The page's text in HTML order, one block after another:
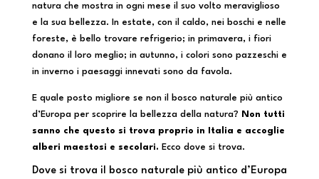
natura che mostra in ogni mese il suo volto meraviglioso
e la sua bellezza. In estate, con il caldo, nei boschi e nelle
foreste, è bello trovare refrigerio; in primavera, i fiori
donano il loro meglio; in autunno, i colori sono pazzeschi e
in inverno i paesaggi innevati sono da favola.
E quale posto migliore se non il bosco naturale più antico
d’Europa per scoprire la bellezza della natura?
Non tutti
sanno che questo si trova proprio in Italia e accoglie
alberi maestosi e secolari. Ecco dove si trova.
Dove si trova il bosco naturale più antico d’Europa